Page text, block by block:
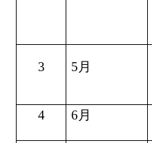
3 5月
4 6月